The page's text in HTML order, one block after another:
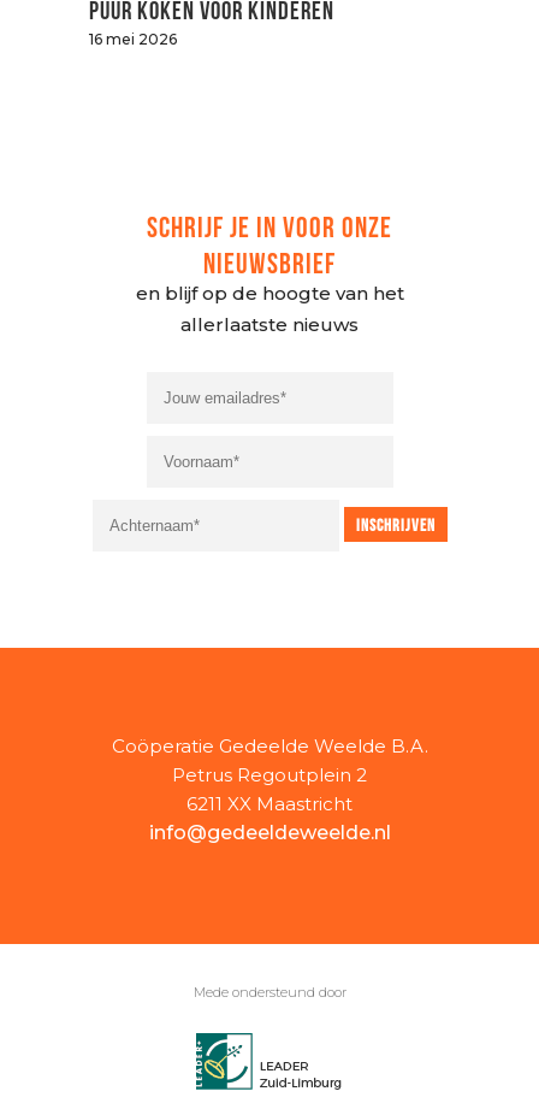
Puur koken voor kinderen
16 mei 2026
SCHRIJF JE IN VOOR ONZE
NIEUWSBRIEF
en blijf op de hoogte van het
allerlaatste nieuws
Coöperatie Gedeelde Weelde B.A.
Petrus Regoutplein 2
6211 XX Maastricht
info@gedeeldeweelde.nl
Mede ondersteund door